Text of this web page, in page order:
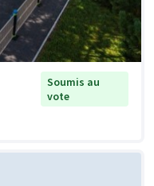
Soumis au
vote